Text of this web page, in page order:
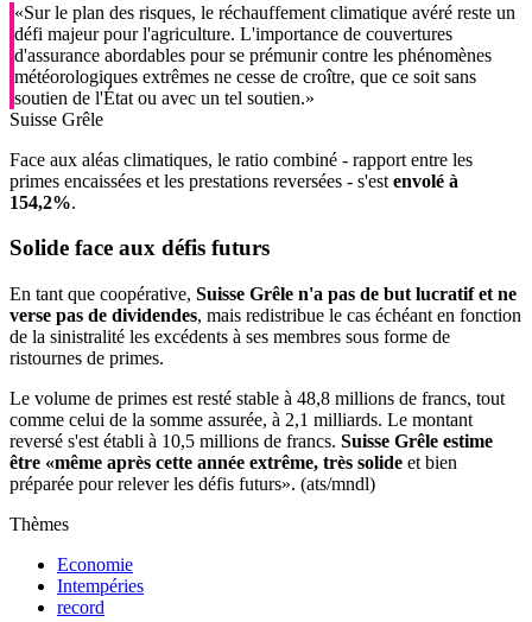
«Sur le plan des risques, le réchauffement climatique avéré reste un
défi majeur pour l'agriculture. L'importance de couvertures
d'assurance abordables pour se prémunir contre les phénomènes
météorologiques extrêmes ne cesse de croître, que ce soit sans
soutien de l'État ou avec un tel soutien.»
Suisse Grêle
Face aux aléas climatiques, le ratio combiné - rapport entre les
primes encaissées et les prestations reversées - s'est envolé à
154,2%.
Solide face aux défis futurs
En tant que coopérative, Suisse Grêle n'a pas de but lucratif et ne
verse pas de dividendes, mais redistribue le cas échéant en fonction
de la sinistralité les excédents à ses membres sous forme de
ristournes de primes.
Le volume de primes est resté stable à 48,8 millions de francs, tout
comme celui de la somme assurée, à 2,1 milliards. Le montant
reversé s'est établi à 10,5 millions de francs. Suisse Grêle estime
être «même après cette année extrême, très solide et bien
préparée pour relever les défis futurs». (ats/mndl)
Thèmes
Economie
Intempéries
record